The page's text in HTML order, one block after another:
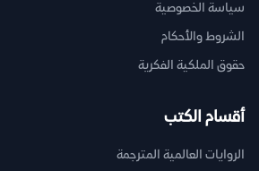
سياسة الخصوصية
الشروط والأحكام
حقوق الملكية الفكرية
أقسام الكتب
الروايات العالمية المترجمة